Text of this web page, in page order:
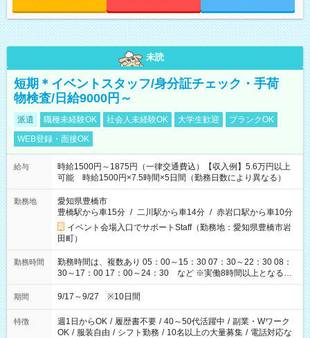
未読
短期＊イベントスタッフ/身分証チェック・手荷
物検査/日給9000円～
派遣 職種未経験OK 社会人未経験OK 大学生歓迎
ブランクOK
WEB登録・面接OK
給与
時給1500円～1875円（一律交通費込）【収入例】5.6万円以上
可能 時給1500円×7.5時間×5日間（勤務日数により異なる）
勤務地
愛知県豊橋市
豊橋駅から車15分 / 二川駅から車14分 / 赤岩口駅から車10分
イベント会場入口でサポートStaff（勤務地：愛知県豊橋市岩
田町）
勤務時間
勤務時間は、複数あり 05：00～15：30 07：30～22：30 08：
30～17：00 17：00～24：30 など ※実働8時間以上となる勤
務もあります。 【休憩】60分+他休憩あり 交替で取得します。
安全面に配慮しこまめな休憩があります。
期間 9/17～9/27 ※10日間
特徴 週1日からOK / 履歴書不要 / 40～50代活躍中 / 副業・Wワーク
OK / 服装自由 / シフト勤務 / 10名以上の大量募集 / 電話対応な